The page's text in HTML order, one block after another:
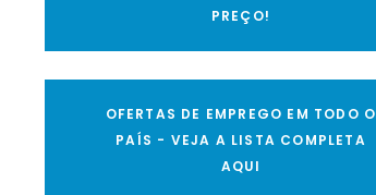
PREÇO!
OFERTAS DE EMPREGO EM TODO O
PAÍS - VEJA A LISTA COMPLETA
AQUI